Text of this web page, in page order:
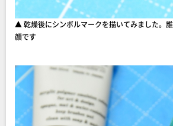
▲ 乾燥後にシンボルマークを描いてみました。
顔です